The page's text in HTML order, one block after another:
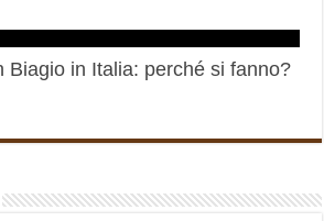
Biagio in Italia: perché si fanno?